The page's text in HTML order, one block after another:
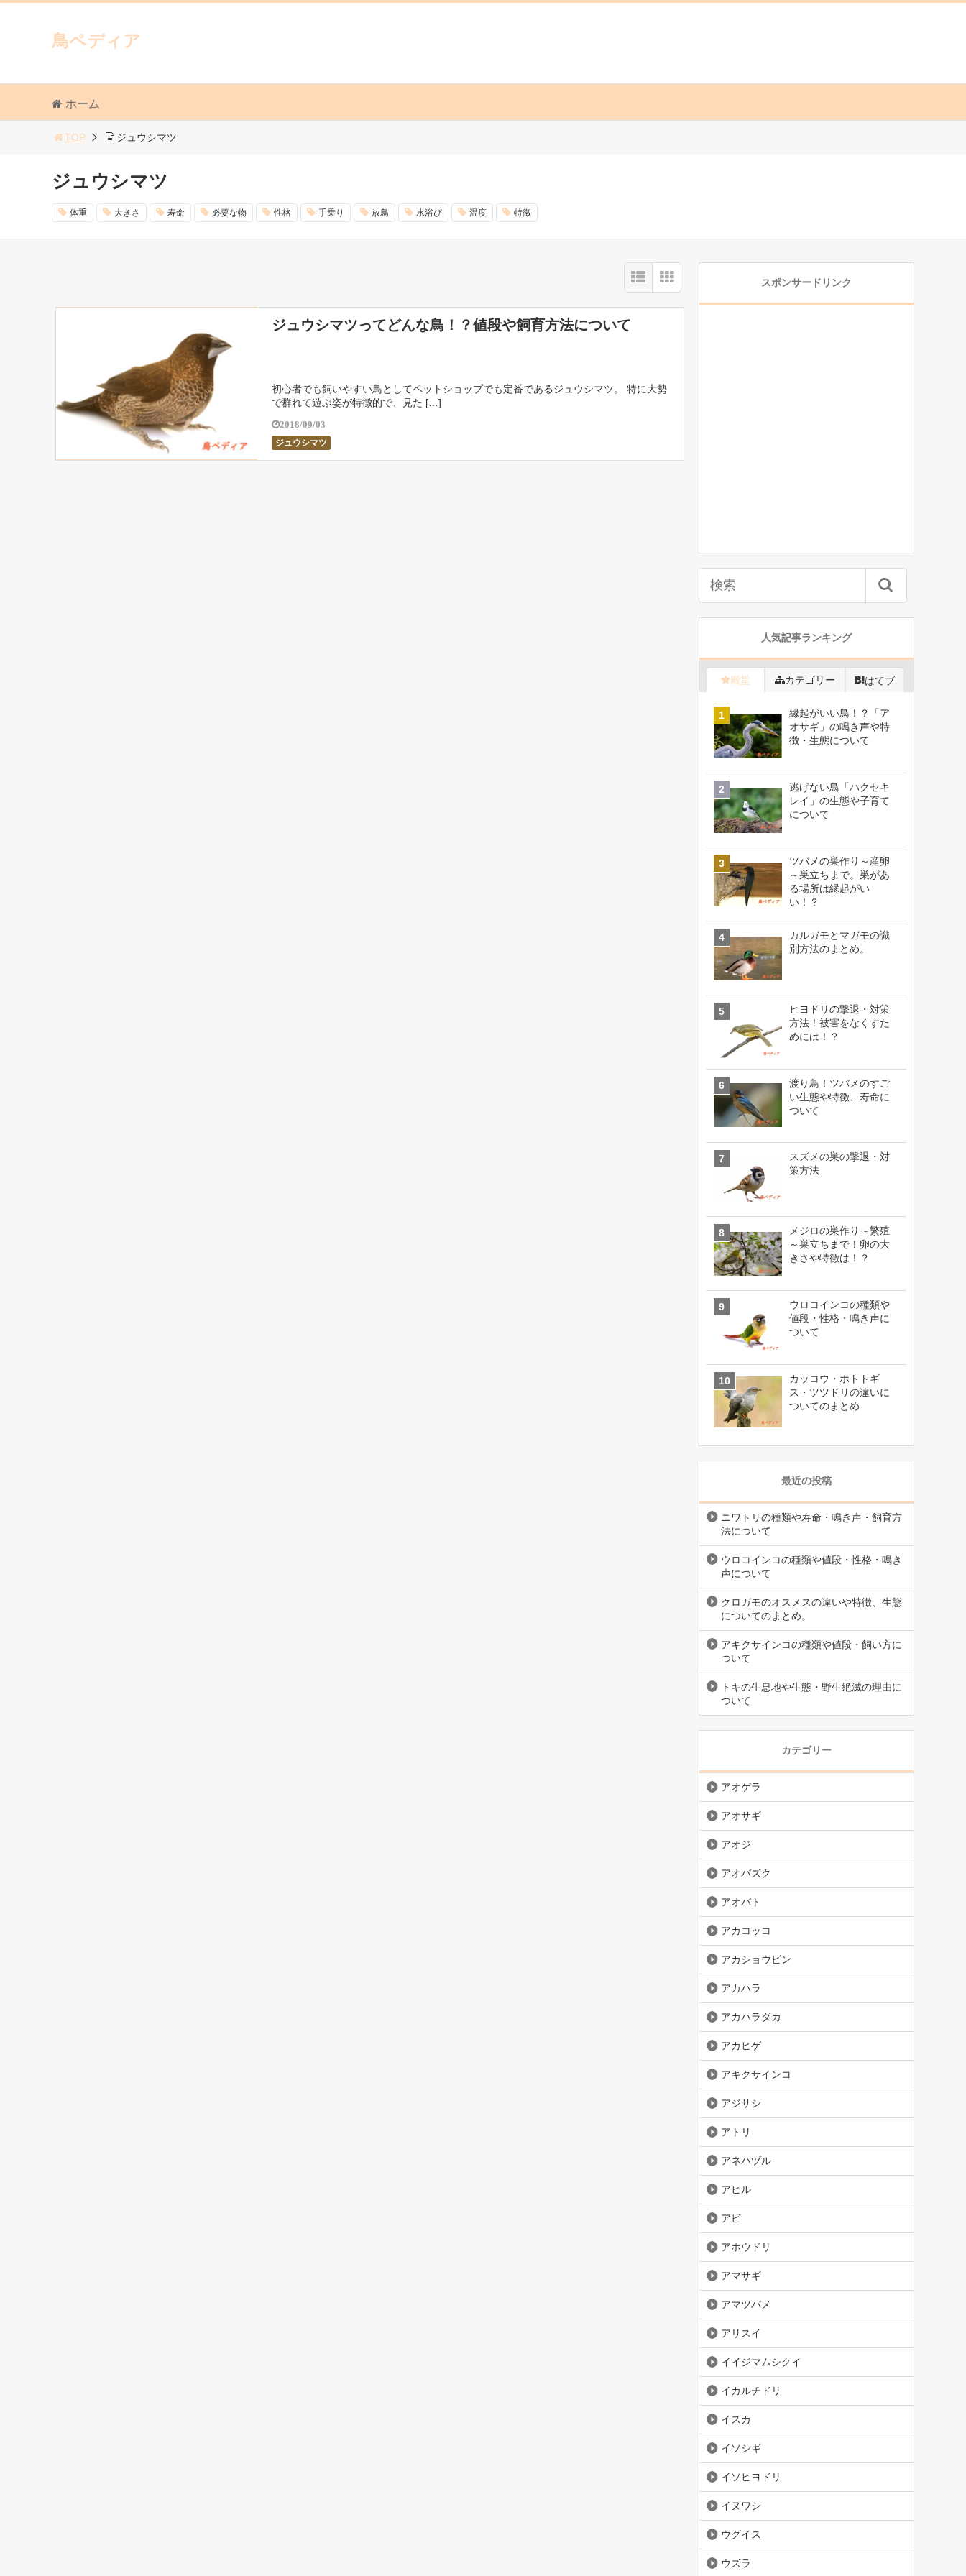
鳥ペディア
ホーム
TOP ジュウシマツ
ジュウシマツ
体重 大きさ 寿命 必要な物 性格 手乗り 放鳥 水浴び 温度 特徴
ジュウシマツってどんな鳥！？値段や飼育方法について
初心者でも飼いやすい鳥としてペットショップでも定番であるジュウシマツ。 特に大勢
で群れて遊ぶ姿が特徴的で、見た […]
2018/09/03
ジュウシマツ
スポンサードリンク
人気記事ランキング
殿堂 カテゴリー はてブ
縁起がいい鳥！？「ア
オサギ」の鳴き声や特
徴・生態について
逃げない鳥「ハクセキ
レイ」の生態や子育て
について
ツバメの巣作り～産卵
～巣立ちまで。巣があ
る場所は縁起がい
い！？
カルガモとマガモの識
別方法のまとめ。
ヒヨドリの撃退・対策
方法！被害をなくすた
めには！？
渡り鳥！ツバメのすご
い生態や特徴、寿命に
ついて
スズメの巣の撃退・対
策方法
メジロの巣作り～繁殖
～巣立ちまで！卵の大
きさや特徴は！？
ウロコインコの種類や
値段・性格・鳴き声に
ついて
カッコウ・ホトトギ
ス・ツツドリの違いに
ついてのまとめ
最近の投稿
ニワトリの種類や寿命・鳴き声・飼育方
法について
ウロコインコの種類や値段・性格・鳴き
声について
クロガモのオスメスの違いや特徴、生態
についてのまとめ。
アキクサインコの種類や値段・飼い方に
ついて
トキの生息地や生態・野生絶滅の理由に
ついて
カテゴリー
アオゲラ
アオサギ
アオジ
アオバズク
アオバト
アカコッコ
アカショウビン
アカハラ
アカハラダカ
アカヒゲ
アキクサインコ
アジサシ
アトリ
アネハヅル
アヒル
アビ
アホウドリ
アマサギ
アマツバメ
アリスイ
イイジマムシクイ
イカルチドリ
イスカ
イソシギ
イソヒヨドリ
イヌワシ
ウグイス
ウズラ